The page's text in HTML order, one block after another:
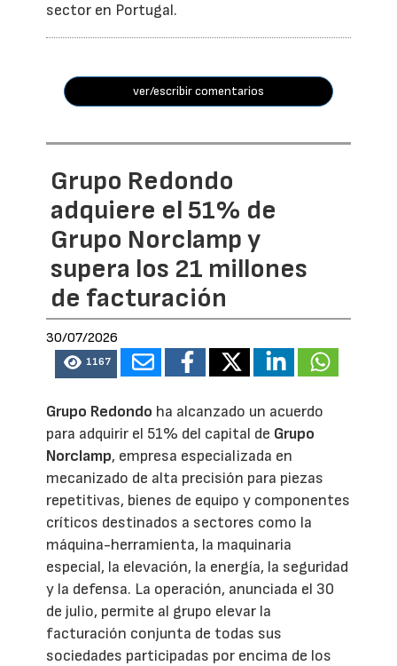
sector en Portugal.
ver/escribir comentarios
Grupo Redondo
adquiere el 51% de
Grupo Norclamp y
supera los 21 millones
de facturación
30/07/2026
1167
Grupo Redondo ha alcanzado un acuerdo
para adquirir el 51% del capital de Grupo
Norclamp, empresa especializada en
mecanizado de alta precisión para piezas
repetitivas, bienes de equipo y componentes
críticos destinados a sectores como la
máquina-herramienta, la maquinaria
especial, la elevación, la energía, la seguridad
y la defensa. La operación, anunciada el 30
de julio, permite al grupo elevar la
facturación conjunta de todas sus
sociedades participadas por encima de los